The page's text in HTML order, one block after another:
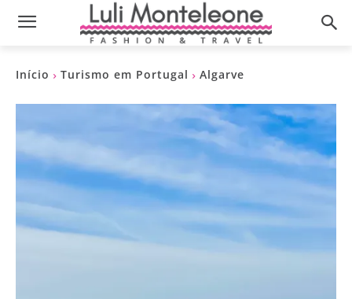
Início Turismo em Portugal Algarve